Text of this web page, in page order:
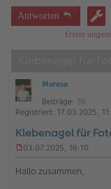
Antworten
Erster
ff
l
n
e
Maresa
Beiträge: 39
Registriert: 17.03.2025,
Klebenagel für
g
03.07.2025, 16:10
Hallo zusammen,